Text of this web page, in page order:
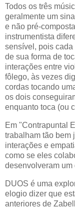
Todos os três
geralmente um
e não pré-
instrumentista
sensível, pois cada
de sua forma de
interações entre
fôlego, às vezes
cordas tocando
os dois
enquanto toca (ou
Em "Contrapuntal
trabalham tão bem
interações e
como se eles
desenvolveram um
DUOS é uma
elogio dizer que
anteriores de